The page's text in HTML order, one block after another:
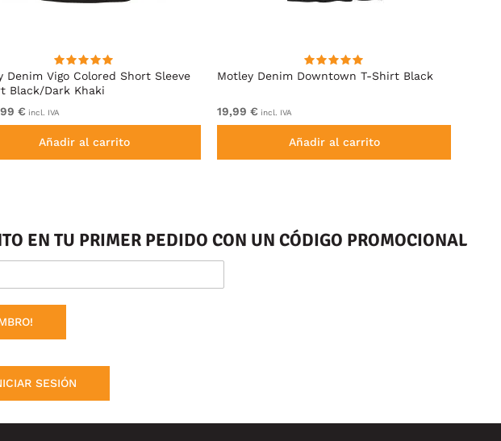
Denim Vigo Colored Short Sleeve
Black/Dark Khaki
€ incl. IVA
Añadir al carrito
Motley Denim Downtown T-Shirt Black
19,99 € incl. IVA
Añadir al carrito
EN TU PRIMER PEDIDO CON UN CÓDIGO PROMOCIONAL
SESIÓN